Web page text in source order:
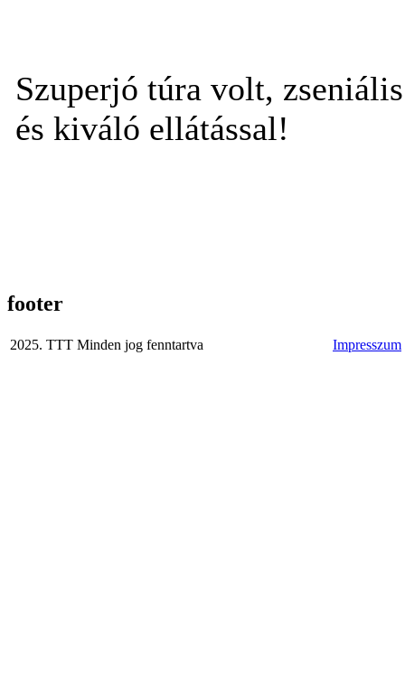
Szuperjó túra volt,
és kiváló ellátással!
footer
2025. TTT Minden jog fenntartva Impresszum